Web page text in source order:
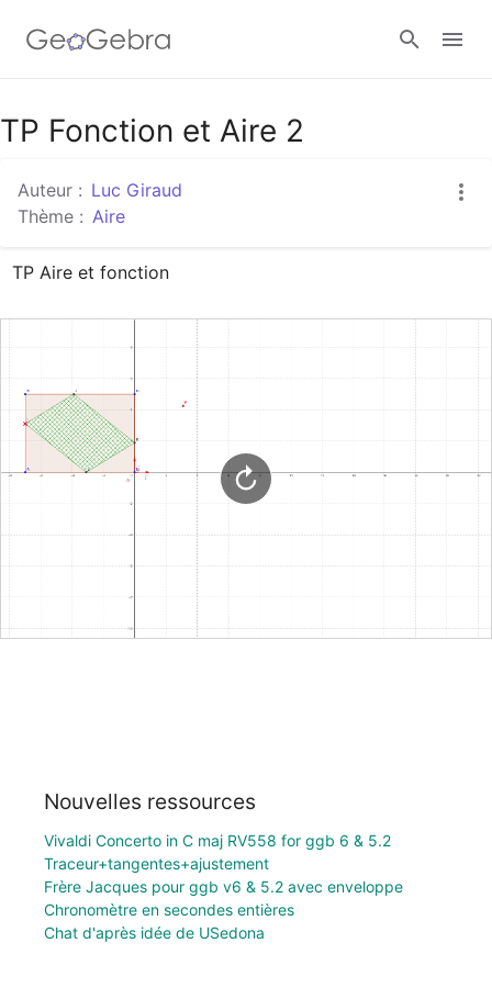
Google Classroom
Classe GeoGebra
TP Fonction et Aire 2
Auteur : Luc Giraud
Thème : Aire
TP Aire et fonction
Nouvelles ressources
Vivaldi Concerto in C maj RV558 for ggb 6 & 5.2
Traceur+tangentes+ajustement
Frère Jacques pour ggb v6 & 5.2 avec enveloppe
Chronomètre en secondes entières
Chat d'après idée de USedona